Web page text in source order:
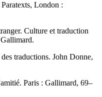
, London :
Culture et traduction
traductions. John Donne,
. Paris : Gallimard, 69–